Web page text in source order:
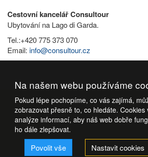
Cestovní kancelář Consultour
Ubytování na Lago di Garda.
Tel.:+420 775 373 070
Email: info@consultour.cz
Na našem webu používáme
Pokud lépe pochopíme, co vás zajímá,
zobrazovat přesně to, co hledáte. Cookies
analýze informací, aby náš web dobře
ho dále zlepšovat.
Povolit vše Nastavit cookies